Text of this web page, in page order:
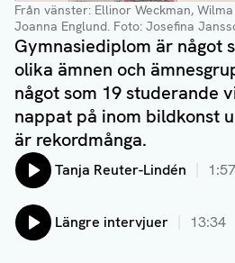
Från vänster: Ellinor Weckman,
Joanna Englund. Foto: Josefina
Gymnasiediplom är något
olika ämnen och
något som 19 studerande
nappat på inom bildkonst
är rekordmånga.
Lyssna på:
Tanja Reuter-Lindén 1:57
Lyssna på:
Längre intervjuer 13:34